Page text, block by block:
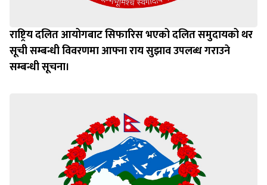
राष्ट्रिय दलित आयोगबाट सिफारिस भएको दलित समुदायको थर
सूची सम्बन्धी विवरणमा आफ्ना राय सुझाव उपलब्ध गराउने
सम्बन्धी सूचना।